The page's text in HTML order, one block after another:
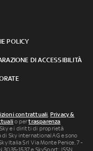
POLICY
DI ACCESSIBILITÀ
contrattuali Privacy &
o pertrasparenza
Sky e i diritti di proprietà
Sky international AG e sono
Italia Srl Via Monte Penice, 7 -
3035-1537 e SkySport: ISSN